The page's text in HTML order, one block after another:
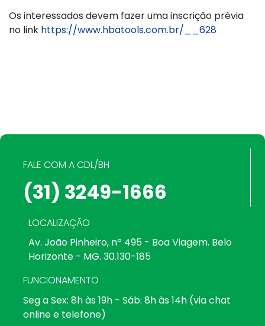
Os interessados devem fazer uma inscrição prévia
no link https://www.hbatools.com.br/__628
FALE COM A CDL/BH
(31) 3249-1666
LOCALIZAÇÃO
Av. João Pinheiro, nº 495 - Boa Viagem. Belo
Horizonte - MG. 30.130-185
FUNCIONAMENTO
Seg a Sex: 8h às 19h - Sáb: 8h às 14h (via chat
online e telefone)